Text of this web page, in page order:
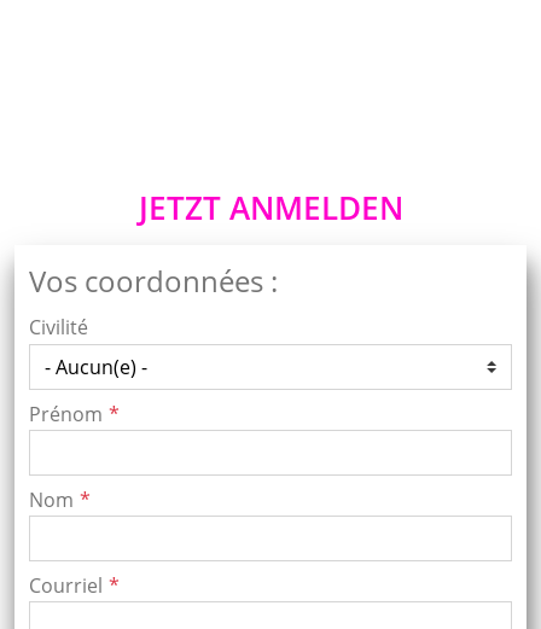
JETZT ANMELDEN
Vos coordonnées :
Civilité
Prénom
Nom
Courriel